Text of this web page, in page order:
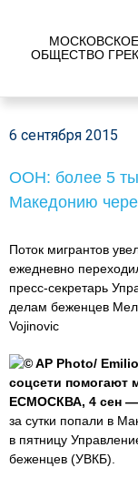
МОСКОВСКОЕ
ОБЩЕСТВО
6 сентября 2015
ООН: более 5
Македонию
Поток мигрантов
ежедневно
пресс-секретарь
делам беженцев
Vojinovic
© AP Photo/
соцсети помогают
ЕСМОСКВА, 4 сен
за сутки попали в
в пятницу
беженцев (УВКБ).